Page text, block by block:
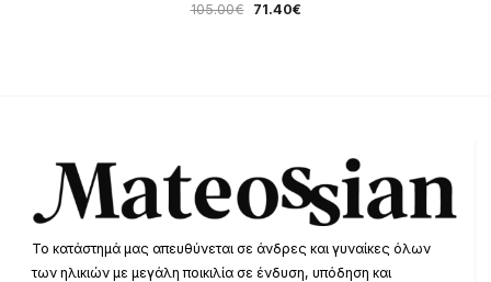
105.00€ 71.40€
Το κατάστημά μας απευθύνεται σε άνδρες και γυναίκες όλων
των ηλικιών με μεγάλη ποικιλία σε ένδυση, υπόδηση και